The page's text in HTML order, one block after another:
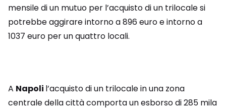
mensile di un mutuo per l’acquisto di un trilocale si
potrebbe aggirare intorno a 896 euro e intorno a
1037 euro per un quattro locali.
A Napoli l’acquisto di un trilocale in una zona
centrale della città comporta un esborso di 285 mila